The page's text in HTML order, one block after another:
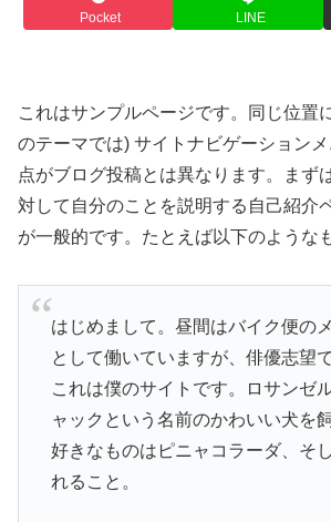
Pocket LINE
これはサンプルページです。同じ位置
のテーマでは) サイトナビゲーション
点がブログ投稿とは異なります。まず
対して自分のことを説明する自己紹介
が一般的です。たとえば以下のような
はじめまして。昼間はバイク便の
として働いていますが、俳優志望
これは僕のサイトです。ロサンゼ
ャックという名前のかわいい犬を
好きなものはピニャコラーダ、そ
れること。